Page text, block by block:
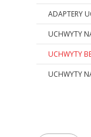
ADAPTERY
UCHWYTY
UCHWYTY
UCHWYTY